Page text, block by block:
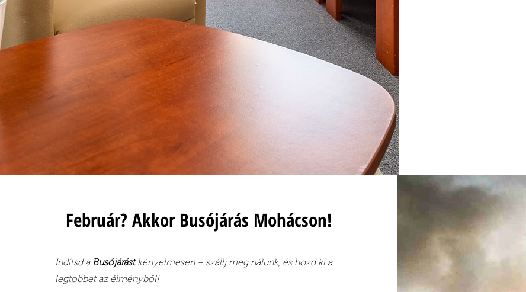
Február? Akkor Busójárás Mohácson!
Indítsd a Busójárástkényelmesen – szállj meg nálunk, és hozd ki a
legtöbbet az élményből!